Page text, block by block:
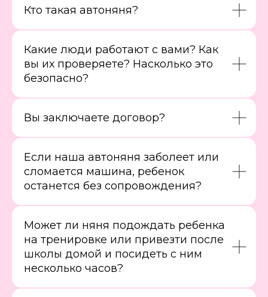
Кто такая автоняня?
Какие люди работают с вами? Как
вы их проверяете? Насколько это
безопасно?
Вы заключаете договор?
Если наша автоняня заболеет или
сломается машина, ребенок
останется без сопровождения?
Может ли няня подождать ребенка
на тренировке или привезти после
школы домой и посидеть с ним
несколько часов?